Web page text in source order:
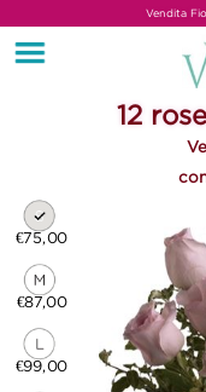
Vendita
12
€75,00
€87,00
€99,00